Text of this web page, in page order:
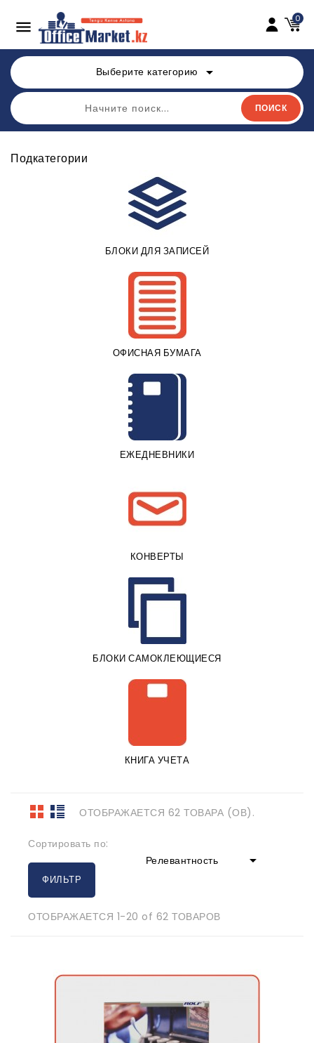
 0
Выберите категорию arrow_drop_down
ПОИСК
Подкатегории
БЛОКИ ДЛЯ ЗАПИСЕЙ
ОФИСНАЯ БУМАГА
ЕЖЕДНЕВНИКИ
КОНВЕРТЫ
БЛОКИ САМОКЛЕЮЩИЕСЯ
КНИГА УЧЕТА
ОТОБРАЖАЕТСЯ 62 ТОВАРА (ОВ).
Сортировать по:
Релевантность

ФИЛЬТР
ОТОБРАЖАЕТСЯ 1-20 of 62 ТОВАРОВ